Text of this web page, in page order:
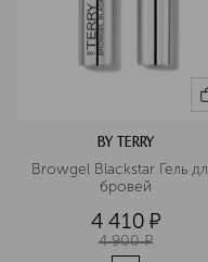
BY TERRY
Browgel Blackstar Гель
бровей
4 410 ¤
4 900 ¤